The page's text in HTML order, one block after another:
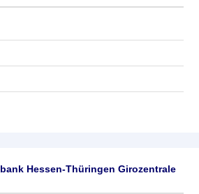
Hessen-Thüringen Girozentrale